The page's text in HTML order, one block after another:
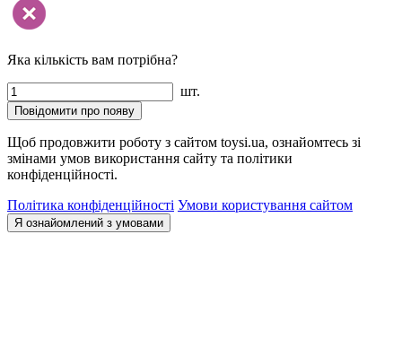
Яка кількість вам потрібна?
шт.
Повідомити про появу
Щоб продовжити роботу з сайтом toysi.ua, ознайомтесь зі
змінами умов використання сайту та політики
конфіденційності.
Політика конфіденційності Умови користування сайтом
Я ознайомлений з умовами